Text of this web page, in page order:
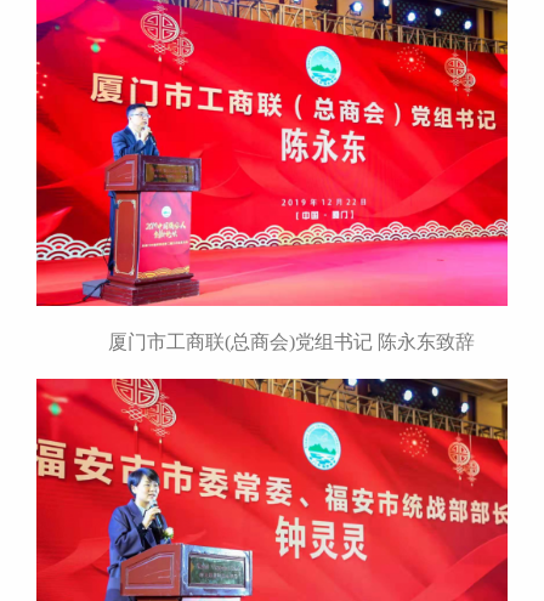
厦门市工商联(总商会)党组书记 陈永东致辞